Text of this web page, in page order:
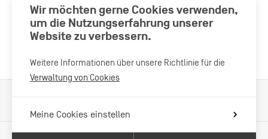
Besuchen Sie uns
Wir möchten gerne Cookies verwenden,
um die Nutzungserfahrung unserer
Website zu verbessern.
Weitere Informationen über unsere Richtlinie für die
Verwaltung von Cookies
Meine Cookies einstellen